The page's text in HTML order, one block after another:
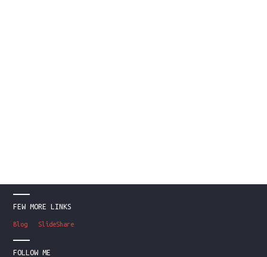
FEW MORE LINKS
Blog SlideShare
FOLLOW ME